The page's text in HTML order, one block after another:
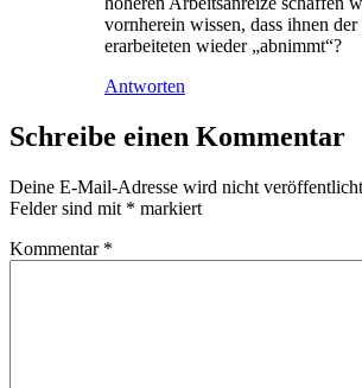
vornherein wissen, dass ihnen
erarbeiteten wieder „abnimmt“?
Antworten
Schreibe einen Kommentar
Deine E-Mail-Adresse wird nicht
Felder sind mit * markiert
Kommentar *